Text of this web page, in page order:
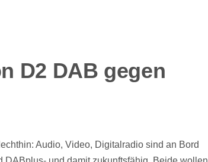
D2 DAB gegen
Audio, Video, Digitalradio sind an Bord